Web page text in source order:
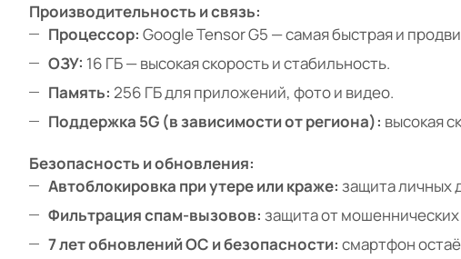
Производительность и связь:
Процессор: Google Tensor G5 — самая быстpая и
ОЗУ: 16 ГБ — высокая скорость и стабильность.
Память: 256 ГБ для приложений, фото и видео.
Поддержка 5G (в зависимости от региона): высокая
Безопасность и обновления:
Автоблокировка при утере или краже: защита личных
Фильтрация спам-вызовов: защита от мошеннических
7 лет обновлений ОС и безопасности: смартфон